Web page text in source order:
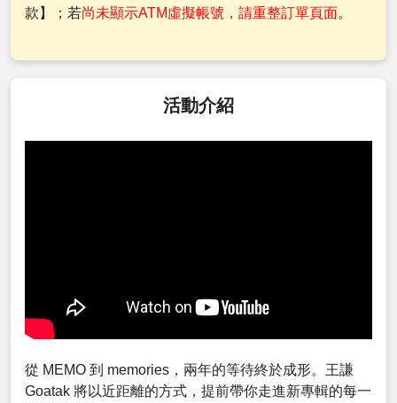
款】；若尚未顯示ATM虛擬帳號，請重整訂單頁面。
活動介紹
從 MEMO 到 memories，兩年的等待終於成形。王謙
Goatak 將以近距離的方式，提前帶你走進新專輯的每一